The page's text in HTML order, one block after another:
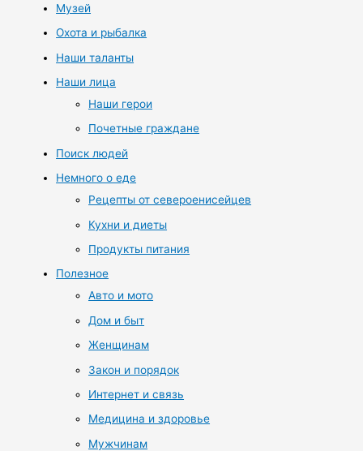
Музей
Охота и рыбалка
Наши таланты
Наши лица
Наши герои
Почетные граждане
Поиск людей
Немного о еде
Рецепты от североенисейцев
Кухни и диеты
Продукты питания
Полезное
Авто и мото
Дом и быт
Женщинам
Закон и порядок
Интернет и связь
Медицина и здоровье
Мужчинам